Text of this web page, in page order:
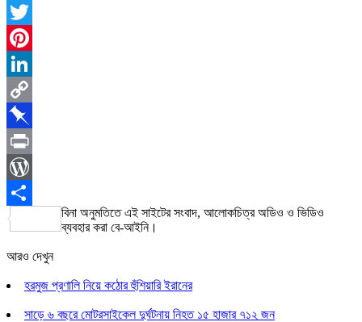
Facebook
Twitter
Pinterest
LinkedIn
Copy
Link
Pinboard
Print
WordPress
Share
বিনা অনুমতিতে এই সাইটের সংবাদ, আলোকচিত্র অডিও ও ভিডিও
ব্যবহার করা বে-আইনি।
আরও দেখুন
হরমুজ প্রণালি নিয়ে কঠোর হুঁশিয়ারি ইরানের
সাড়ে ৬ বছরে মোটরসাইকেল দুর্ঘটনায় নিহত ১৫ হাজার ৭১২ জন